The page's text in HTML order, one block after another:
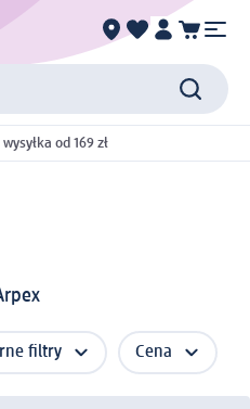
od 169 zł
filtry Cena